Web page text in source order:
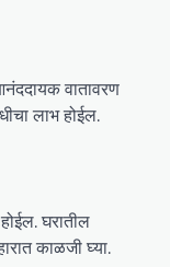
वातावरण
लाभ होईल.
घरातील
काळजी घ्या.